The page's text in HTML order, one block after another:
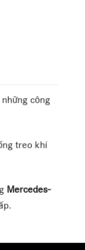
công
treo khí
Mercedes-